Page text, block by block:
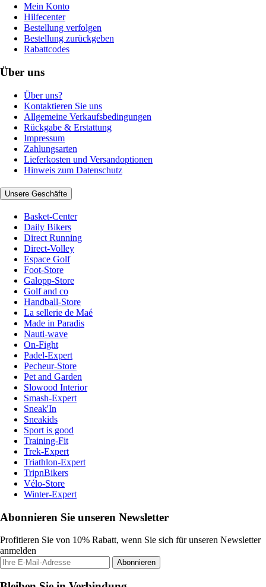
Mein Konto
Hilfecenter
Bestellung verfolgen
Bestellung zurückgeben
Rabattcodes
Über uns
Über uns?
Kontaktieren Sie uns
Allgemeine Verkaufsbedingungen
Rückgabe & Erstattung
Impressum
Zahlungsarten
Lieferkosten und Versandoptionen
Hinweis zum Datenschutz
Unsere Geschäfte
Basket-Center
Daily Bikers
Direct Running
Direct-Volley
Espace Golf
Foot-Store
Galopp-Store
Golf and co
Handball-Store
La sellerie de Maé
Made in Paradis
Nauti-wave
On-Fight
Padel-Expert
Pecheur-Store
Pet and Garden
Slowood Interior
Smash-Expert
Sneak'In
Sneakids
Sport is good
Training-Fit
Trek-Expert
Triathlon-Expert
TripnBikers
Vélo-Store
Winter-Expert
Abonnieren Sie unseren Newsletter
Profitieren Sie von 10% Rabatt, wenn Sie sich für unseren Newsletter
anmelden
Abonnieren